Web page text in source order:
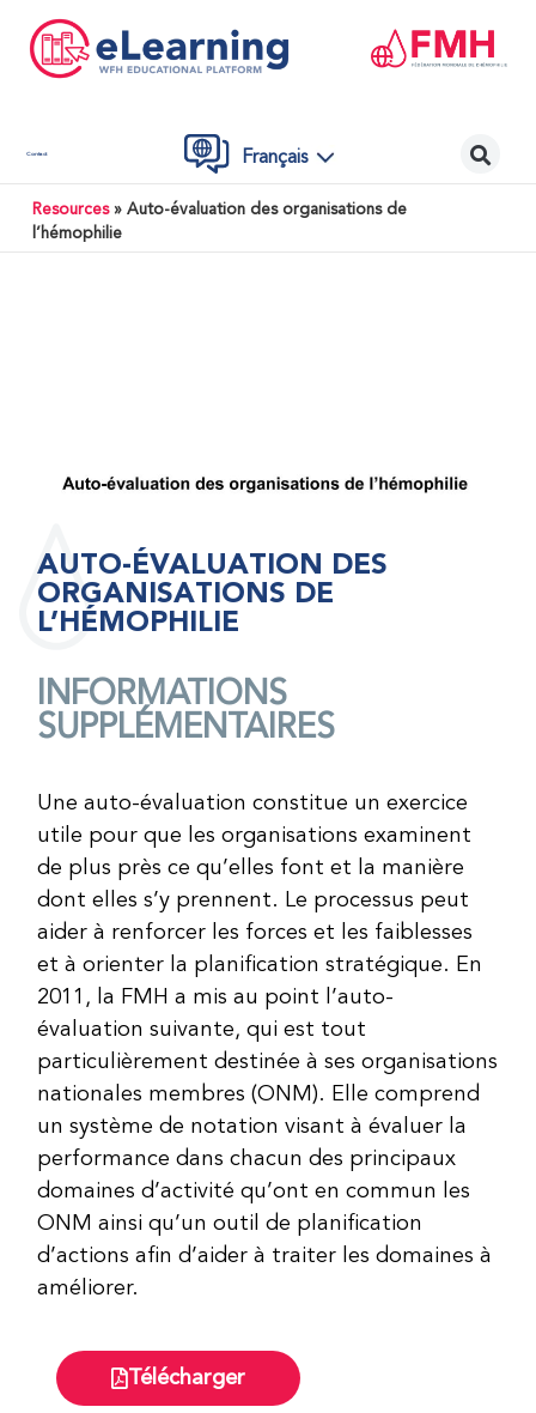
Contact Français
Resources» Auto-évaluation des organisations de
l’hémophilie
Télécharger
AUTO-ÉVALUATION DES
ORGANISATIONS DE
L’HÉMOPHILIE
INFORMATIONS
SUPPLÉMENTAIRES
Une auto-évaluation constitue un exercice
utile pour que les organisations examinent
de plus près ce qu’elles font et la manière
dont elles s’y prennent. Le processus peut
aider à renforcer les forces et les faiblesses
et à orienter la planification stratégique. En
2011, la FMH a mis au point l’auto-
évaluation suivante, qui est tout
particulièrement destinée à ses organisations
nationales membres (ONM). Elle comprend
un système de notation visant à évaluer la
performance dans chacun des principaux
domaines d’activité qu’ont en commun les
ONM ainsi qu’un outil de planification
d’actions afin d’aider à traiter les domaines à
améliorer.